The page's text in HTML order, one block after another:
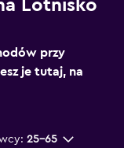
Lotnisko
przy
je tutaj, na
25-65